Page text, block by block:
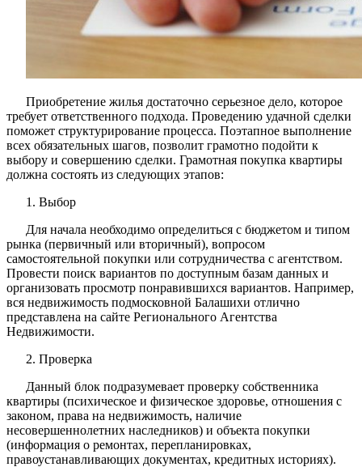
Приобретение жилья достаточно серьезное дело, которое
требует ответственного подхода. Проведению удачной сделки
поможет структурирование процесса. Поэтапное выполнение
всех обязательных шагов, позволит грамотно подойти к
выбору и совершению сделки. Грамотная покупка квартиры
должна состоять из следующих этапов:
1. Выбор
Для начала необходимо определиться с бюджетом и типом
рынка (первичный или вторичный), вопросом
самостоятельной покупки или сотрудничества с агентством.
Провести поиск вариантов по доступным базам данных и
организовать просмотр понравившихся вариантов. Например,
вся недвижимость подмосковной Балашихи отлично
представлена на сайте Регионального Агентства
Недвижимости.
2. Проверка
Данный блок подразумевает проверку собственника
квартиры (психическое и физическое здоровье, отношения с
законом, права на недвижимость, наличие
несовершеннолетних наследников) и объекта покупки
(информация о ремонтах, перепланировках,
правоустанавливающих документах, кредитных историях).